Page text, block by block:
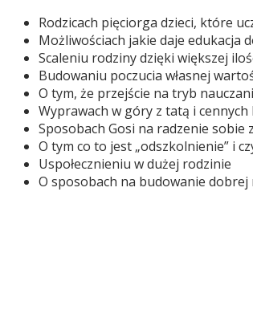
Rodzicach pięciorga dzieci, które
Możliwościach jakie daje edukacja
Scaleniu rodziny dzięki większej
Budowaniu poczucia własnej
O tym, że przejście na tryb
Wyprawach w góry z tatą i
Sposobach Gosi na radzenie sobie
O tym co to jest „odszkolnienie” i
Uspołecznieniu w dużej rodzinie
O sposobach na budowanie dobrej